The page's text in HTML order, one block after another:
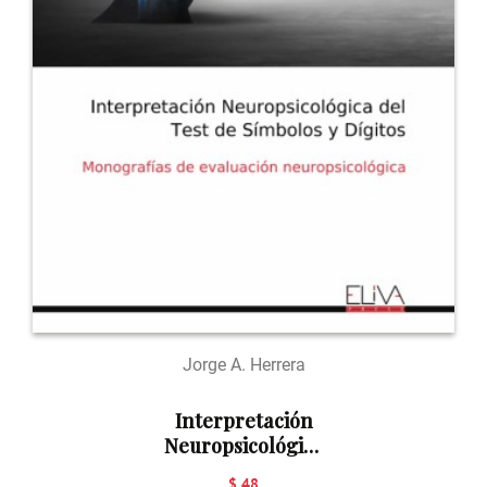
Jorge A. Herrera
Interpretación
Neuropsicológica